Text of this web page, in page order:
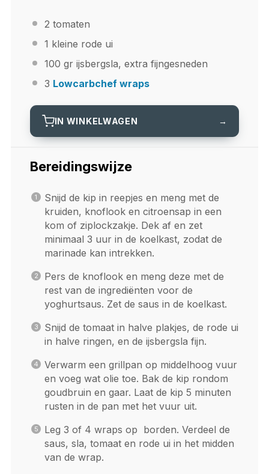
2 tomaten
1 kleine rode ui
100 gr ijsbergsla, extra fijngesneden
3 Lowcarbchef wraps
IN WINKELWAGEN →
Bereidingswijze
Snijd de kip in reepjes en meng met de
kruiden, knoflook en citroensap in een
kom of ziplockzakje. Dek af en zet
minimaal 3 uur in de koelkast, zodat de
marinade kan intrekken.
Pers de knoflook en meng deze met de
rest van de ingrediënten voor de
yoghurtsaus. Zet de saus in de koelkast.
Snijd de tomaat in halve plakjes, de rode ui
in halve ringen, en de ijsbergsla fijn.
Verwarm een grillpan op middelhoog vuur
en voeg wat olie toe. Bak de kip rondom
goudbruin en gaar. Laat de kip 5 minuten
rusten in de pan met het vuur uit.
Leg 3 of 4 wraps op borden. Verdeel de
saus, sla, tomaat en rode ui in het midden
van de wrap.